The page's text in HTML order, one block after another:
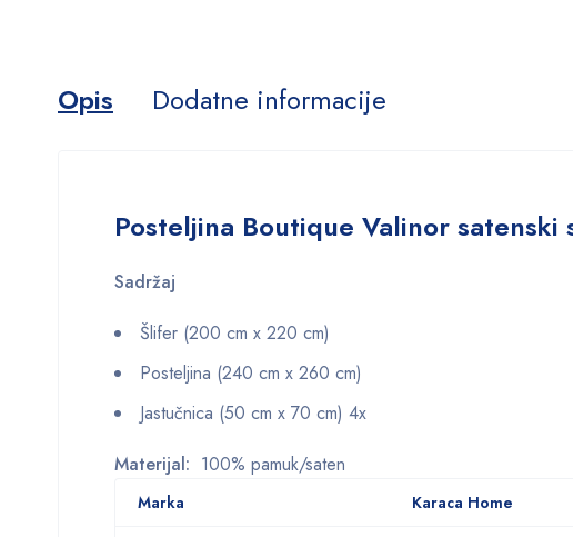
Opis Dodatne informacije
Posteljina Boutique Valinor
Sadržaj
Šlifer (200 cm x 220 cm)
Posteljina (240 cm x 260 cm)
Jastučnica (50 cm x 70 cm) 4x
Materijal: 100% pamuk/saten
Marka Karaca Home